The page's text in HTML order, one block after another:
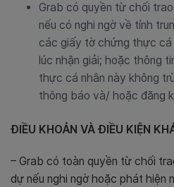
Grab có quyền từ chối
nếu có nghi ngờ về tính
các giấy tờ chứng thực cá
lúc nhận giải; hoặc thông
thực cá nhân này không
thông báo và/ hoặc đăng
ĐIỀU KHOẢN VÀ ĐIỀU KIỆN
– Grab có toàn quyền từ chối
dự nếu nghi ngờ hoặc phát hiện